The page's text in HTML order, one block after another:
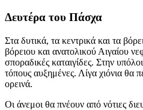
Δευτέρα του Πάσχα
Στα δυτικά, τα κεντρικά και τα
βόρειου και ανατολικού Αιγαίου
σποραδικές καταιγίδες. Στην
τόπους αυξημένες. Λίγα χιόνια θα
ορεινά.
Οι άνεμοι θα πνέουν από νότιες